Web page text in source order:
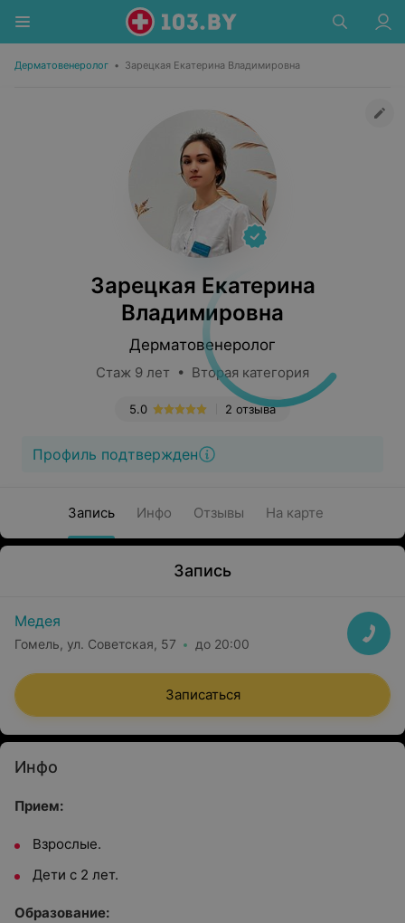
Дерматовенеролог • Зарецкая Екатерина Владимировна
Зарецкая Екатерина
Владимировна
Дерматовенеролог
Стаж 9 лет • Вторая категория
2 отзыва
5.0
Профиль подтвержден
Запись Инфо Отзывы На карте
Запись
Медея
Гомель, ул. Советская, 57 до 20:00
Записаться
Инфо
Прием:
Взрослые.
Дети с 2 лет.
Образование: